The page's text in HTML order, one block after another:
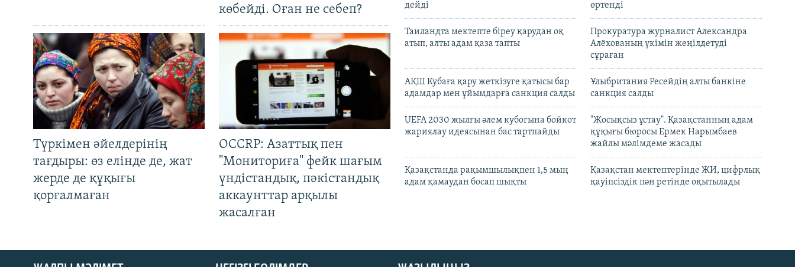
көбейді. Оған не себеп?
Түркімен әйелдерінің
тағдыры: өз елінде де, жат
жерде де құқығы
қорғалмаған
OCCRP: Азаттық пен
"Мониториға" фейк шағым
үндістандық, пәкістандық
аккаунттар арқылы
жасалған
дейді
өртенді
Таиландта мектепте біреу қарудан оқ
атып, алты адам қаза тапты
Прокуратура журналист Александра
Алёхованың үкімін жеңілдетуді
сұраған
АҚШ Кубаға қару жеткізуге қатысы бар
адамдар мен ұйымдарға санкция салды
Ұлыбритания Ресейдің алты банкіне
санкция салды
UEFA 2030 жылғы әлем кубогына бойкот
жариялау идеясынан бас тартпайды
"Жосықсыз ұстау". Қазақстанның адам
құқығы бюросы Ермек Нарымбаев
жайлы мәлімдеме жасады
Қазақстанда рақымшылықпен 1,5 мың
адам қамаудан босап шықты
Қазақстан мектептерінде ЖИ, цифрлық
қауіпсіздік пән ретінде оқытылады